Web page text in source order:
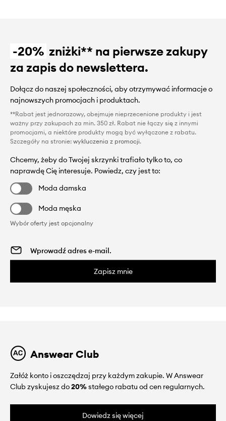
-20% zniżki** na pierwsze zakupy
za zapis do newslettera.
Dołącz do naszej społeczności, aby otrzymywać informacje o
najnowszych promocjach i produktach.
**Rabat jest jednorazowy, obejmuje nieprzecenione produkty i jest
ważny przy zakupach za min. 350 zł. Rabat nie łączy się z innymi
promocjami, a niektóre produkty mogą być wyłączone z rabatu.
Szczegóły na stronie: wykluczenia z promocji.
Chcemy, żeby do Twojej skrzynki trafiało tylko to, co
naprawdę Cię interesuje. Powiedz, czy jest to:
Moda damska
Moda męska
Wybór oferty jest opcjonalny
Zapisz mnie
Answear Club
Załóż konto i oszczędzaj przy każdym zakupie. W Answear
Club zyskujesz do20%stałego rabatu od cen regularnych.
Dowiedz się więcej